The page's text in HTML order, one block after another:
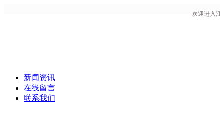
欢迎进入
新闻资讯
在线留言
联系我们